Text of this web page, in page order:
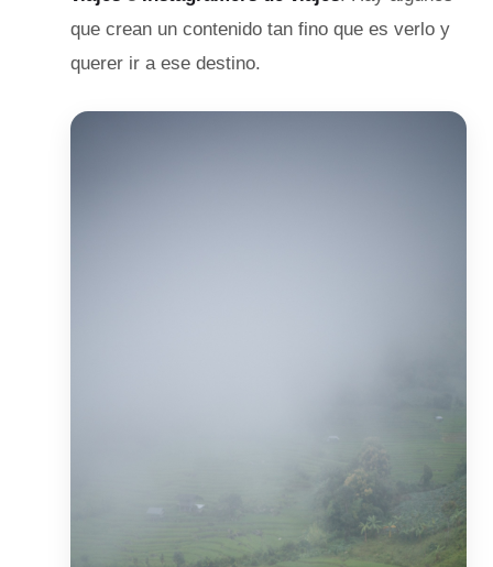
que crean un contenido tan fino que es verlo y
querer ir a ese destino.